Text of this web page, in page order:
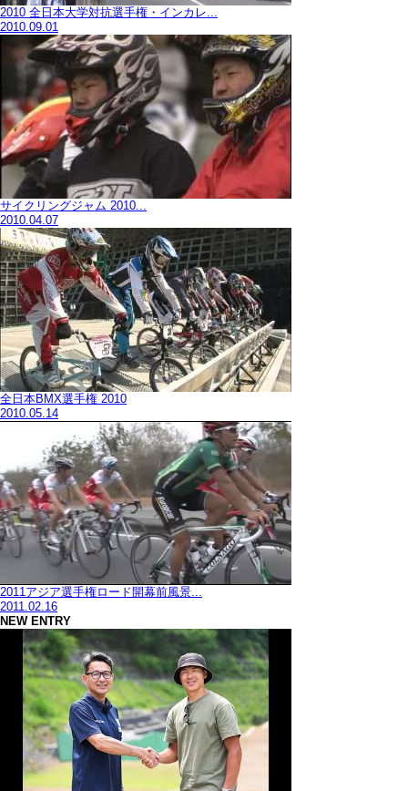
2010 全日本大学対抗選手権・インカレ...
2010.09.01
サイクリングジャム 2010...
2010.04.07
全日本BMX選手権 2010
2010.05.14
2011アジア選手権ロード開幕前風景...
2011.02.16
NEW ENTRY